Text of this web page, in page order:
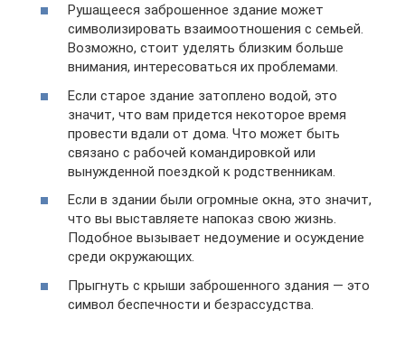
Рушащееся заброшенное здание может
символизировать взаимоотношения с семьей.
Возможно, стоит уделять близким больше
внимания, интересоваться их проблемами.
Если старое здание затоплено водой, это
значит, что вам придется некоторое время
провести вдали от дома. Что может быть
связано с рабочей командировкой или
вынужденной поездкой к родственникам.
Если в здании были огромные окна, это значит,
что вы выставляете напоказ свою жизнь.
Подобное вызывает недоумение и осуждение
среди окружающих.
Прыгнуть с крыши заброшенного здания — это
символ беспечности и безрассудства.